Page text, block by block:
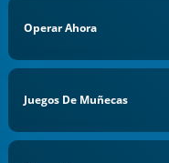
Operar Ahora
Juegos De Muñecas